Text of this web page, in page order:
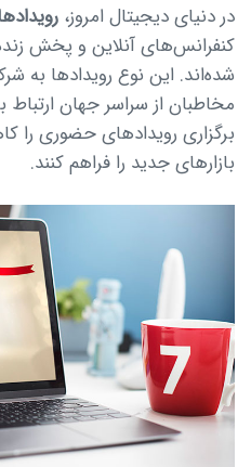
در دنیای دیجیتال امروز،
کنفرانس‌های آنلاین و پخش
شده‌اند. این نوع رویدادها به
مخاطبان از سراسر جهان ارتباط
برگزاری رویدادهای حضوری
بازارهای جدید را فراهم کنند.